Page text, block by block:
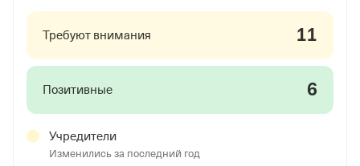
Требуют внимания 11
Позитивные 6
Учредители
Изменились за последний год